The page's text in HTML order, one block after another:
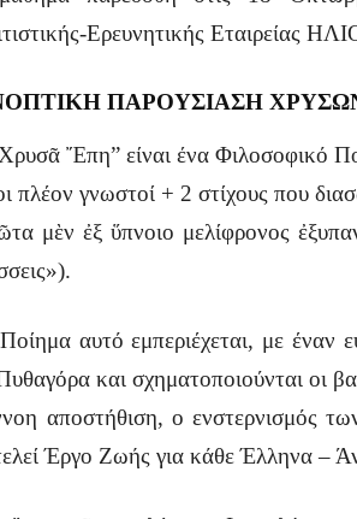
Ερευνητικής Εταιρείας
ΠΑΡΟΥΣΙΑΣΗ
Ἔπη” είναι ένα Φιλοσοφικό
πλέον γνωστοί + 2 στίχους που
μὲν ἐξ ὕπνοιο μελίφρονος
αυτό εμπεριέχεται, με
και σχηματοποιούνται οι
αποστήθιση, ο ενστερνισμός
Έργο Ζωής για κάθε Έλληνα –